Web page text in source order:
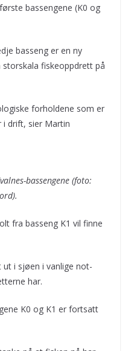
bassengene (K0 og
basseng er en ny
fiskeoppdrett på
forholdene som er
i drift, sier Martin
bassengene (foto:
fra basseng K1 vil finne
i sjøen i vanlige not-
har.
K0 og K1 er fortsatt